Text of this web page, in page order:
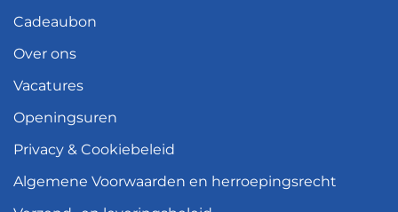
Cadeaubon
Over ons
Vacatures
Openingsuren
Privacy & Cookiebeleid
Algemene Voorwaarden en herroepingsrecht